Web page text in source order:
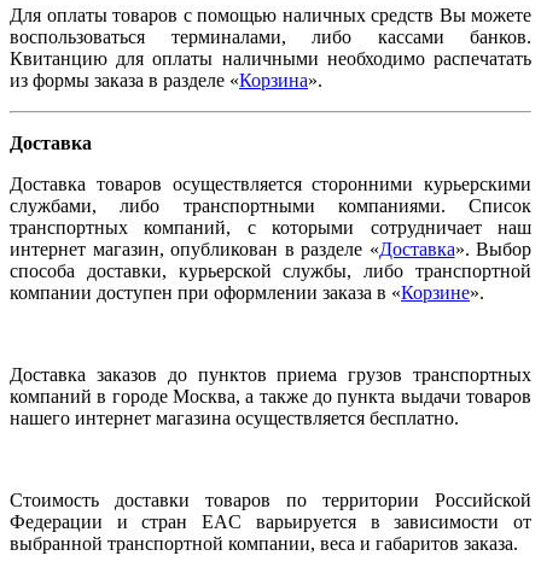
Для оплаты товаров с помощью наличных средств Вы можете
воспользоваться терминалами, либо кассами банков.
Квитанцию для оплаты наличными необходимо распечатать
из формы заказа в разделе «Корзина».
Доставка
Доставка товаров осуществляется сторонними курьерскими
службами, либо транспортными компаниями. Список
транспортных компаний, с которыми сотрудничает наш
интернет магазин, опубликован в разделе «Доставка». Выбор
способа доставки, курьерской службы, либо транспортной
компании доступен при оформлении заказа в «Корзине».
Доставка заказов до пунктов приема грузов транспортных
компаний в городе Москва, а также до пункта выдачи товаров
нашего интернет магазина осуществляется бесплатно.
Стоимость доставки товаров по территории Российской
Федерации и стран EAC варьируется в зависимости от
выбранной транспортной компании, веса и габаритов заказа.